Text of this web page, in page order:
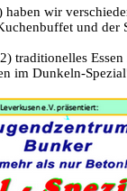
wir
und der
traditionelles
im Dunkeln-